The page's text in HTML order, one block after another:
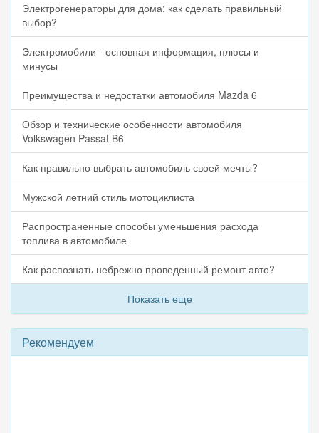
Электрогенераторы для дома: как сделать правильный
выбор?
Электромобили - основная информация, плюсы и
минусы
Преимущества и недостатки автомобиля Mazda 6
Обзор и технические особенности автомобиля
Volkswagen Passat B6
Как правильно выбрать автомобиль своей мечты?
Мужской летний стиль мотоциклиста
Распространенные способы уменьшения расхода
топлива в автомобиле
Как распознать небрежно проведенный ремонт авто?
Показать еще
Рекомендуем